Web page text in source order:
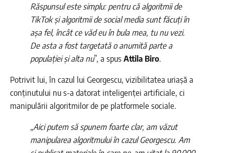
Răspunsul este simplu: pentru că algoritmii de
TikTok și algoritmii de social media sunt făcuți în
așa fel, încât ce văd eu în bula mea, tu nu vezi.
De asta a fost targetată o anumită parte a
populației și alta nu”, a spusAttila Biro.
Potrivit lui, în cazul lui Georgescu, vizibilitatea uriașă a
conținutului nu s-a datorat inteligenței artificiale, ci
manipulării algoritmilor de pe platformele sociale.
„Aici putem să spunem foarte clar, am văzut
manipularea algoritmului în cazul Georgescu. Am